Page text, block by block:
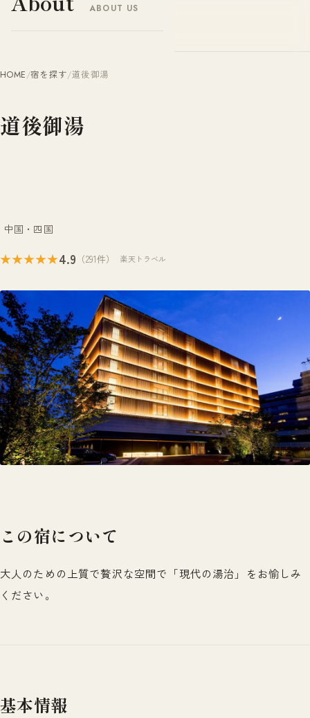
ABOUT US
HOME/宿を探す/道後御湯
道後御湯
中国・四国
★★★★★4.9 （291件） 楽天トラベル
この宿について
大人のための上質で贅沢な空間で「現代の湯治」をお愉しみ
ください。
基本情報